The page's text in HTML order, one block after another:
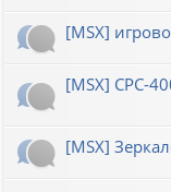
[MSX]
[MSX] CPC-
[MSX]